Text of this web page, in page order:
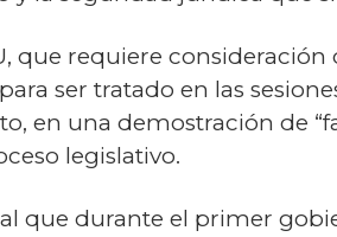
que requiere
ser tratado en las
en una demostración de
legislativo.
que durante el primer